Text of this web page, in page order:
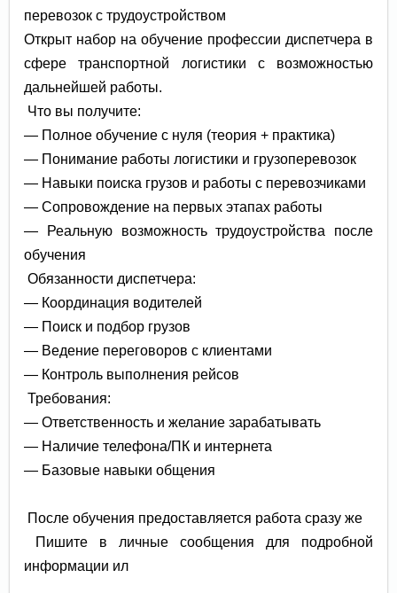
перевозок с трудоустройством
Открыт набор на обучение профессии диспетчера в
сфере транспортной логистики с возможностью
дальнейшей работы.
Что вы получите:
— Полное обучение с нуля (теория + практика)
— Понимание работы логистики и грузоперевозок
— Навыки поиска грузов и работы с перевозчиками
— Сопровождение на первых этапах работы
— Реальную возможность трудоустройства после
обучения
Обязанности диспетчера:
— Координация водителей
— Поиск и подбор грузов
— Ведение переговоров с клиентами
— Контроль выполнения рейсов
Требования:
— Ответственность и желание зарабатывать
— Наличие телефона/ПК и интернета
— Базовые навыки общения
После обучения предоставляется работа сразу же
Пишите в личные сообщения для подробной
информации ил